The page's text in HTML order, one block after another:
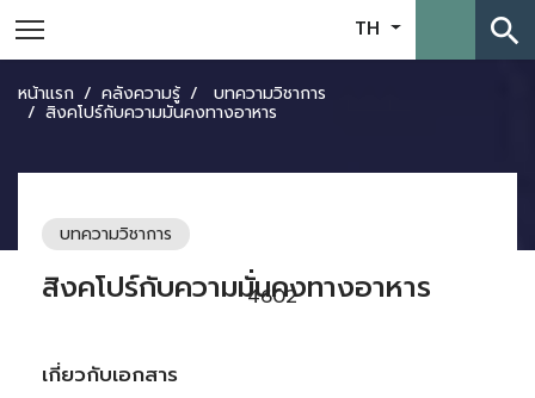
TH search
หน้าแรก คลังความรู้ บทความวิชาการ
สิงคโปร์กับความมั่นคงทางอาหาร
บทความวิชาการ
4602
สิงคโปร์กับความมั่นคงทางอาหาร
เกี่ยวกับเอกสาร